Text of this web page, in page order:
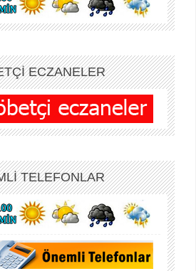
ECZANELER
TELEFONLAR